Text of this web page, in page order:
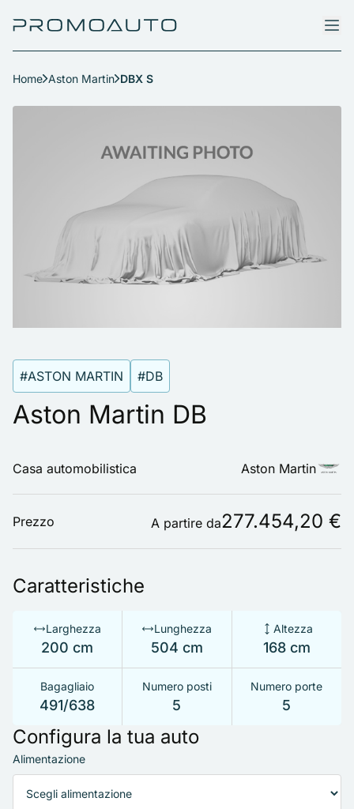
Home Aston Martin DBX S
#ASTON MARTIN #DB
Aston Martin DB
Casa automobilistica Aston Martin
Prezzo A partire da277.454,20 €
Caratteristiche
Larghezza
200 cm
Lunghezza
504 cm
Altezza
168 cm
Bagagliaio
491/638
Numero posti
5
Numero porte
5
Configura la tua auto
Alimentazione